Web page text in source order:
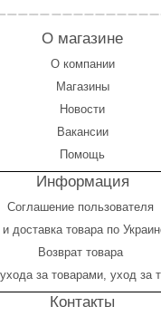
О магазине
О компании
Магазины
Новости
Вакансии
Помощь
Информация
Соглашение пользователя
и доставка товара по
Возврат товара
за товарами, уход за
Контакты